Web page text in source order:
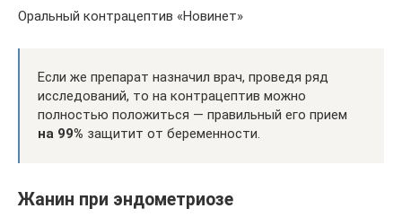
Оральный контрацептив «Новинет»
Если же препарат назначил врач, проведя ряд
исследований, то на контрацептив можно
полностью положиться — правильный его прием
на 99% защитит от беременности.
Жанин при эндометриозе